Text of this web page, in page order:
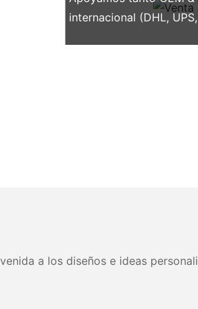
internacional (DHL,
a los diseños e ideas